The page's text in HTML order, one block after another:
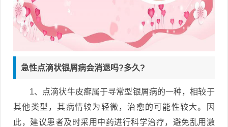
急性点滴状银屑病会消退吗?多久?
1、点滴状牛皮癣属于寻常型银屑病的一种，相较于
其他类型，其病情较为轻微，治愈的可能性较大。因
此，建议患者及时采用中药进行科学治疗，避免乱用激